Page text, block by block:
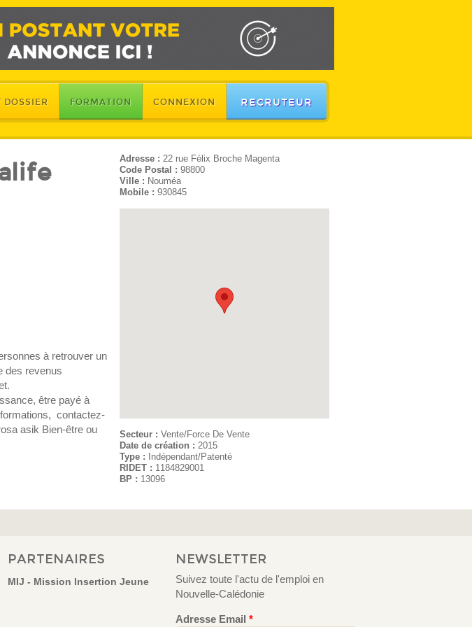
DOSSIER FORMATION CONNEXION RECRUTEUR
à retrouver un
des revenus
être payé à
contactez-
asik Bien-être ou
Adresse : 22 rue Félix Broche Magenta
Code Postal : 98800
Ville : Nouméa
Mobile : 930845
Secteur : Vente/Force De Vente
Date de création : 2015
Type :
Indépendant/Patenté
RIDET : 1184829001
BP : 13096
PARTENAIRES
MIJ - Mission Insertion Jeune
NEWSLETTER
Suivez toute l'actu de l'emploi en
Nouvelle-Calédonie
Adresse Email *